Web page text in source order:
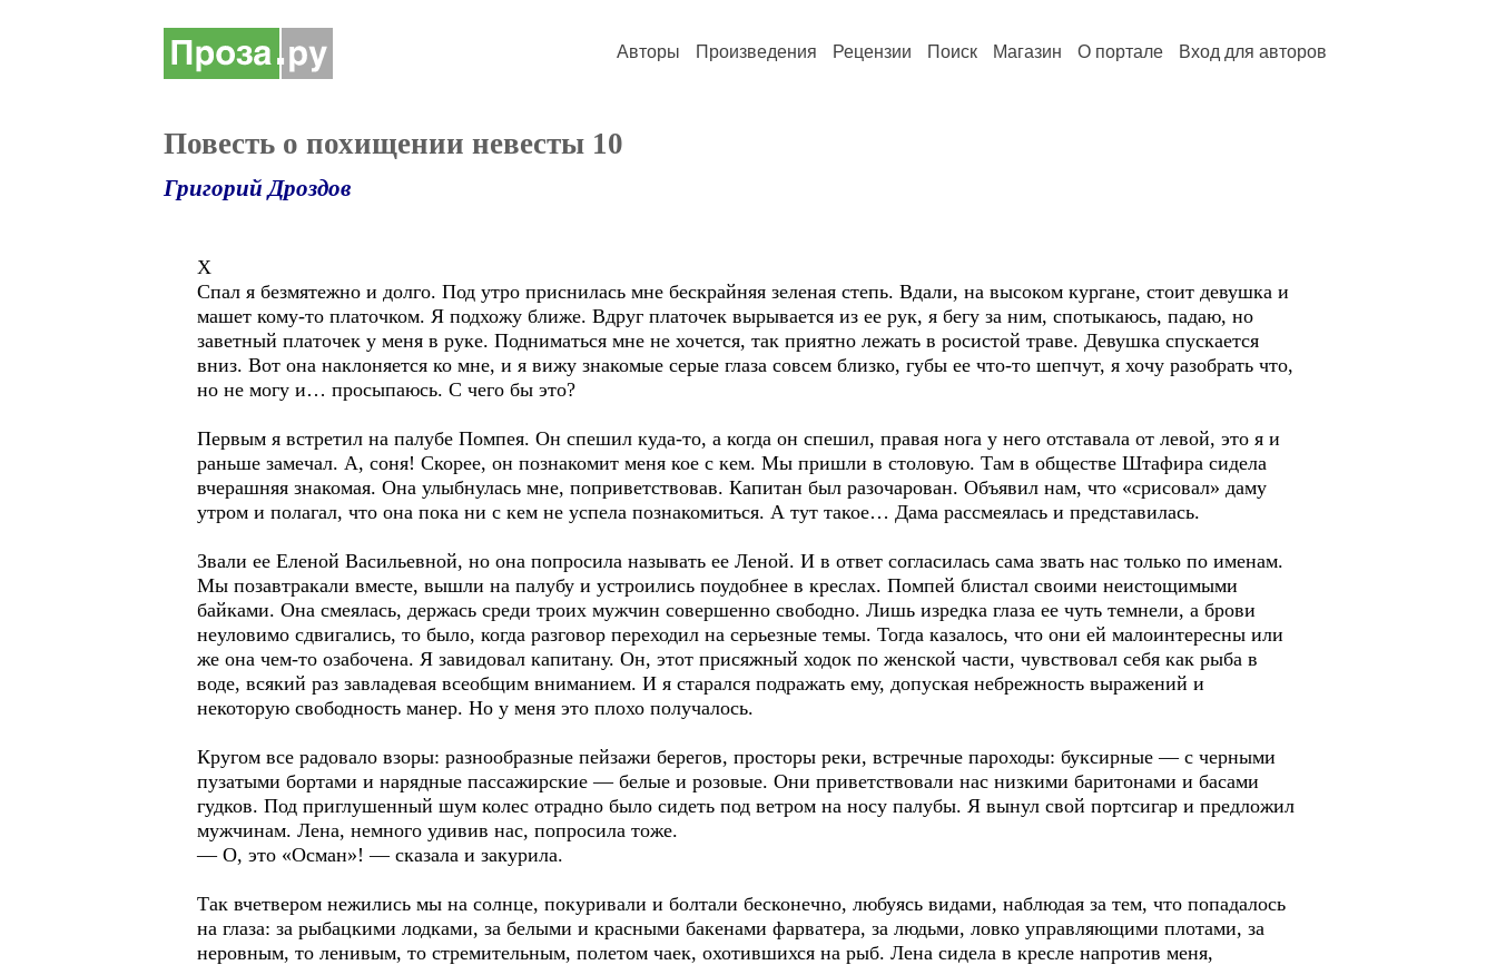
Авторы Произведения Рецензии Поиск Магазин О портале Вход для авторов
Повесть о похищении невесты 10
Григорий Дроздов
X
Спал я безмятежно и долго. Под утро приснилась мне бескрайняя зеленая степь. Вдали, на высоком кургане, стоит девушка и
машет кому-то платочком. Я подхожу ближе. Вдруг платочек вырывается из ее рук, я бегу за ним, спотыкаюсь, падаю, но
заветный платочек у меня в руке. Подниматься мне не хочется, так приятно лежать в росистой траве. Девушка спускается
вниз. Вот она наклоняется ко мне, и я вижу знакомые серые глаза совсем близко, губы ее что-то шепчут, я хочу разобрать что,
но не могу и… просыпаюсь. С чего бы это?
Первым я встретил на палубе Помпея. Он спешил куда-то, а когда он спешил, правая нога у него отставала от левой, это я и
раньше замечал. А, соня! Скорее, он познакомит меня кое с кем. Мы пришли в столовую. Там в обществе Штафира сидела
вчерашняя знакомая. Она улыбнулась мне, поприветствовав. Капитан был разочарован. Объявил нам, что «срисовал» даму
утром и полагал, что она пока ни с кем не успела познакомиться. А тут такое… Дама рассмеялась и представилась.
Звали ее Еленой Васильевной, но она попросила называть ее Леной. И в ответ согласилась сама звать нас только по именам.
Мы позавтракали вместе, вышли на палубу и устроились поудобнее в креслах. Помпей блистал своими неистощимыми
байками. Она смеялась, держась среди троих мужчин совершенно свободно. Лишь изредка глаза ее чуть темнели, а брови
неуловимо сдвигались, то было, когда разговор переходил на серьезные темы. Тогда казалось, что они ей малоинтересны или
же она чем-то озабочена. Я завидовал капитану. Он, этот присяжный ходок по женской части, чувствовал себя как рыба в
воде, всякий раз завладевая всеобщим вниманием. И я старался подражать ему, допуская небрежность выражений и
некоторую свободность манер. Но у меня это плохо получалось.
Кругом все радовало взоры: разнообразные пейзажи берегов, просторы реки, встречные пароходы: буксирные — с черными
пузатыми бортами и нарядные пассажирские — белые и розовые. Они приветствовали нас низкими баритонами и басами
гудков. Под приглушенный шум колес отрадно было сидеть под ветром на носу палубы. Я вынул свой портсигар и предложил
мужчинам. Лена, немного удивив нас, попросила тоже.
— О, это «Осман»! — сказала и закурила.
Так вчетвером нежились мы на солнце, покуривали и болтали бесконечно, любуясь видами, наблюдая за тем, что попадалось
на глаза: за рыбацкими лодками, за белыми и красными бакенами фарватера, за людьми, ловко управляющими плотами, за
неровным, то ленивым, то стремительным, полетом чаек, охотившихся на рыб. Лена сидела в кресле напротив меня,